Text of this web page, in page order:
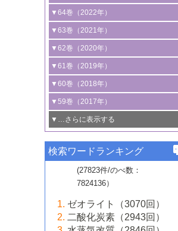
3号 有機分子変換やCO 資源化のための
光触媒に関する最近の研究
B号 第137回触媒討論会（2026年）
2号 水素製造のための水分解技術に関す
る最近の研究
3号 オレフィン系樹脂の精密合成に関す
る最新技術
4号 アルコール類の効率的変換を実現す
る非貴金属触媒の研究動向
5号 ゼオライトの合成と応用における研
究動向
6号 ヘテロ接合界面
B号 第135回触媒討論会（2025年）
2号 規制反応場を活用した固体触媒研究
の新展開
3号 未踏分子変換を目指した酸化触媒プ
ロセスの最前線
4号 シンクロトロン放射光および中性子
線を利用した触媒解析技術の最先端
5号 単原子触媒
6号 参照触媒委員会からのお知らせ
B号 第133回触媒討論会（2023年）
1号 炭素が関わる触媒機能
2号 プラスチックケミカルリサイクルの
ための触媒技術
3号 非酸化物系金属化合物を基盤とした
触媒材料の開発
4号 格子酸素・格子酸素欠陥を利用した
触媒反応
5号 生体触媒によるエネルギー変換反応
6号 窒素とリンの循環のための触媒・機
能性材料
▼64巻（2022年）
1号 合成ガス製造とCOを用いるケミカル
ズ合成の最新動向
2号 化学品合成のための合金触媒開発
3号 CO の排出削減および有効活用のた
めの触媒技術
4号 若手による情報発信企画～とびたて
若き触媒の研究者たち～（1）
若き触媒の研究者たち～（2）
6号 石油のノーブル・ユースを志向した
触媒技術
大学：オンライン・対面開催）
▼63巻（2021年）
1号 金触媒の新展開
2号 ペロブスカイト
3号 特殊反応場を利用した触媒的分子変
換反応
4号 多孔質材料を用いた触媒の新展開
5号 情報学的手法を用いた触媒開発
6号 カーボンニュートラルに向けた電解
技術
B号 第127回触媒討論会（2021年・オン
ライン開催(Zoom)のみ）
▼62巻（2020年）
1号 触媒設計を拓く欠陥構造のキャラク
タリゼーション
2号 機能化学品製造に資するクリーンな
触媒的酸化反応
3号 水処理のための触媒化学
4号 光触媒を用いた水分解の最新の研究
動向
5号 次世代の触媒プロセスを支えるマイ
6号 メタン転換技術の最新動向
B号 第125回触媒討論会（2020年・工学
▼61巻（2019年）
1号 物質移動制御に着目した触媒プロセ
ス開発
2号 CO2 フリー水素サプライチェーンに
関わる触媒開発動向
3号 精密高分子合成に関する最近の研究
動向
4号 バイオマス化成品製造のための触媒
5号 固体触媒による含窒素有機化合物変
換の最前線
▼60巻（2018年）
1号 固体酸触媒の最新の研究動向
2号 二酸化炭素からの有用化学品合成
3号 ナノ粒子・クラスター触媒の最前線
4号 60周年記念企画
5号 進化するゼオライト合成技術
6号 非貴金属系触媒における電気化学的
B号 第121回触媒討論会（2018年・東京
大学）
▼59巻（2017年）
1号 いたるところに，触媒
最先端技術
3号 無機分離膜材料の開発と触媒反応プ
ロセスへの適用
5号 水素のふるまいを解き明かす最先端
研究
▼…さらに表示する
1号 ユニークな構造の高分子を生み出す触
2号 リグニンからの化成品製造に向けた触
媒技術
3号 触媒研究の最先端～とびたて若き研究
者たち～（1）
▼57巻（2015年）
1号 水素キャリアにかかわる触媒技術の新
2号 石油精製用触媒の最近の進展
3号 固体酸化物形燃料電池（SOFC）におけ
▼56巻（2014年）
2号 光触媒反応機構に関する最新の研究動
向
1号 高耐久性燃料電池システム用触媒にお
ける新展開
▼54巻（2012年）
1号 規則性多孔体の利用技術における最近
▼53巻（2011年）
検索ワードランキング
(27823件/のべ数：
7824136）
ゼオライト（3070回）
二酸化炭素（2943回）